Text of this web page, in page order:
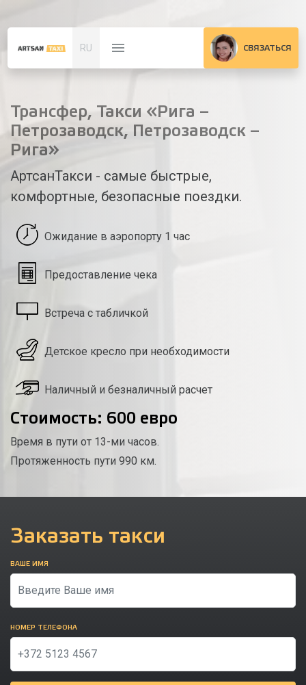
RU СВЯЗАТЬСЯ
Трансфер, Такси «Рига –
Петрозаводск, Петрозаводск –
Рига»
АртсанТакси - самые быстрые,
комфортные, безопасные поездки.
Ожидание в аэропорту 1 час
Предоставление чека
Встреча с табличкой
Детское кресло при необходимости
Наличный и безналичный расчет
Стоимость: 600 евро
Время в пути от 13-ми часов.
Протяженность пути 990 км.
Заказать такси
ВАШЕ ИМЯ
НОМЕР ТЕЛЕФОНА